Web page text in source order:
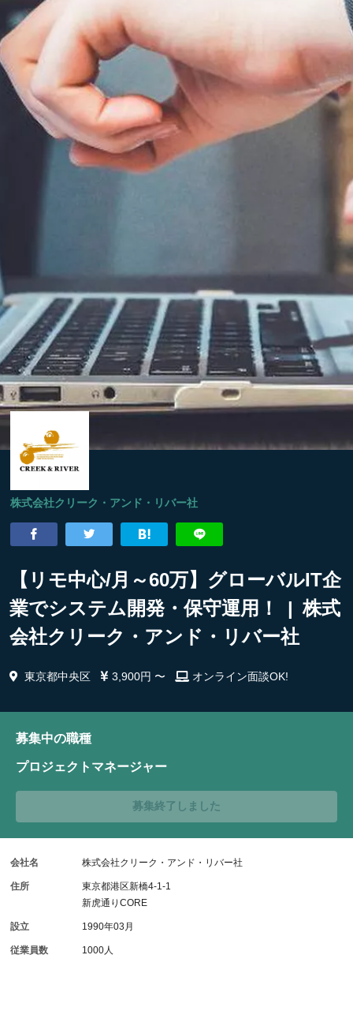
株式会社クリーク・アンド・リバー社
【リモ中心/月～60万】グローバルIT企
業でシステム開発・保守運用！ | 株式
会社クリーク・アンド・リバー社
東京都中央区 3,900円 〜 オンライン面談OK!
募集中の職種
プロジェクトマネージャー
募集終了しました
会社名 株式会社クリーク・アンド・リバー社
住所
東京都港区新橋4-1-1
新虎通りCORE
設立 1990年03月
従業員数 1000人